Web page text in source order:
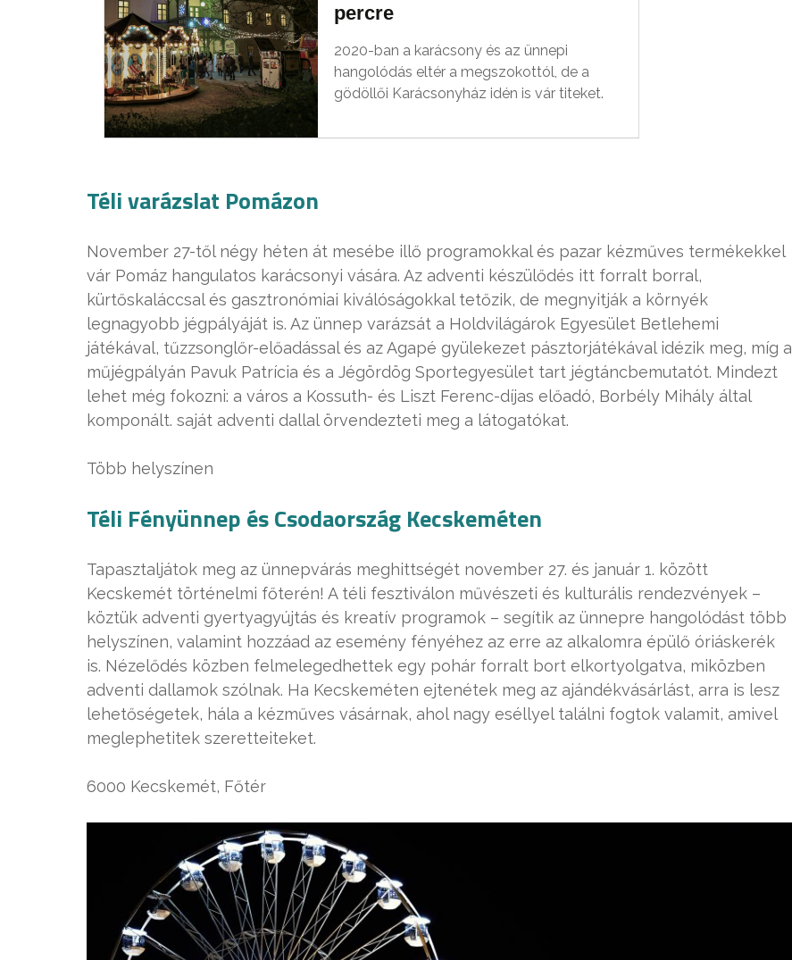
percre
2020-ban a karácsony és az ünnepi
hangolódás eltér a megszokottól, de a
gödöllői Karácsonyház idén is vár titeket.
Téli varázslat Pomázon
November 27-től négy héten át mesébe illő programokkal és pazar kézműves termékekkel
vár Pomáz hangulatos karácsonyi vására. Az adventi készülődés itt forralt borral,
kürtőskaláccsal és gasztronómiai kiválóságokkal tetőzik, de megnyitják a környék
legnagyobb jégpályáját is. Az ünnep varázsát a Holdvilágárok Egyesület Betlehemi
játékával, tűzzsonglőr-előadással és az Agapé gyülekezet pásztorjátékával idézik meg, míg a
műjégpályán Pavuk Patrícia és a Jégördög Sportegyesület tart jégtáncbemutatót. Mindezt
lehet még fokozni: a város a Kossuth- és Liszt Ferenc-díjas előadó, Borbély Mihály által
komponált. saját adventi dallal örvendezteti meg a látogatókat.
Több helyszínen
Téli Fényünnep és Csodaország Kecskeméten
Tapasztaljátok meg az ünnepvárás meghittségét november 27. és január 1. között
Kecskemét történelmi főterén! A téli fesztiválon művészeti és kulturális rendezvények –
köztük adventi gyertyagyújtás és kreatív programok – segítik az ünnepre hangolódást több
helyszínen, valamint hozzáad az esemény fényéhez az erre az alkalomra épülő óriáskerék
is. Nézelődés közben felmelegedhettek egy pohár forralt bort elkortyolgatva, miközben
adventi dallamok szólnak. Ha Kecskeméten ejtenétek meg az ajándékvásárlást, arra is lesz
lehetőségetek, hála a kézműves vásárnak, ahol nagy eséllyel találni fogtok valamit, amivel
meglephetitek szeretteiteket.
6000 Kecskemét, Főtér